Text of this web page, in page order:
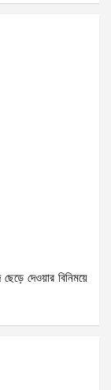
দেওয়ার বিনিময়ে